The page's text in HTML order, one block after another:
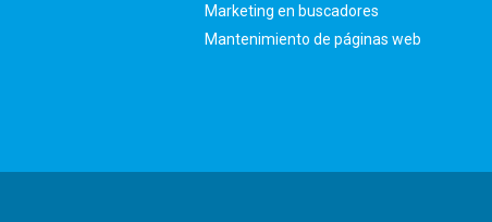
Marketing en buscadores
Mantenimiento de páginas web